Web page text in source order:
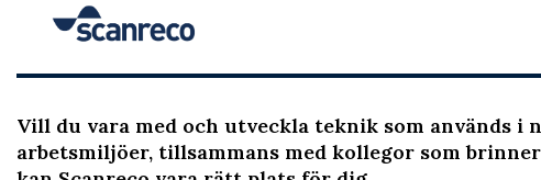
Vill du vara med och utveckla teknik som används i
arbetsmiljöer, tillsammans med kollegor som